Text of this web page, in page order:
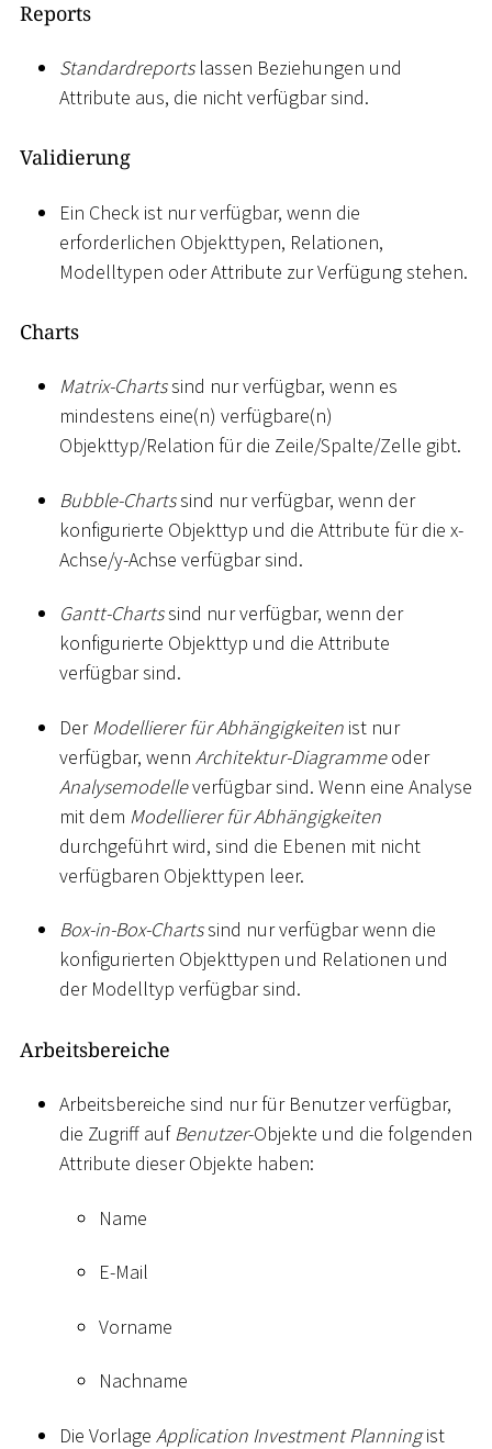
Reports
Standardreportslassen Beziehungen und
Attribute aus, die nicht verfügbar sind.
Validierung
Ein Check ist nur verfügbar, wenn die
erforderlichen Objekttypen, Relationen,
Modelltypen oder Attribute zur Verfügung stehen.
Charts
Matrix-Chartssind nur verfügbar, wenn es
mindestens eine(n) verfügbare(n)
Objekttyp/Relation für die Zeile/Spalte/Zelle gibt.
Bubble-Chartssind nur verfügbar, wenn der
konfigurierte Objekttyp und die Attribute für die x-
Achse/y-Achse verfügbar sind.
Gantt-Chartssind nur verfügbar, wenn der
konfigurierte Objekttyp und die Attribute
verfügbar sind.
DerModellierer für Abhängigkeiten ist nur
verfügbar, wenn Architektur-Diagrammeoder
Analysemodelleverfügbar sind. Wenn eine Analyse
mit dem Modellierer für Abhängigkeiten
durchgeführt wird, sind die Ebenen mit nicht
verfügbaren Objekttypen leer.
Box-in-Box-Chartssind nur verfügbar wenn die
konfigurierten Objekttypen und Relationen und
der Modelltyp verfügbar sind.
Arbeitsbereiche
Arbeitsbereiche sind nur für Benutzer verfügbar,
die Zugriff aufBenutzer-Objekte und die folgenden
Attribute dieser Objekte haben:
Name
E-Mail
Vorname
Nachname
Die Vorlage Application Investment Planningist